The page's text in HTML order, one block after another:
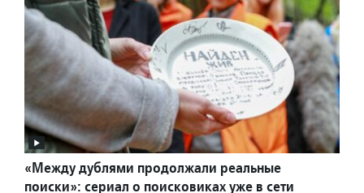
«Между дублями продолжали реальные
поиски»: сериал о поисковиках уже в сети